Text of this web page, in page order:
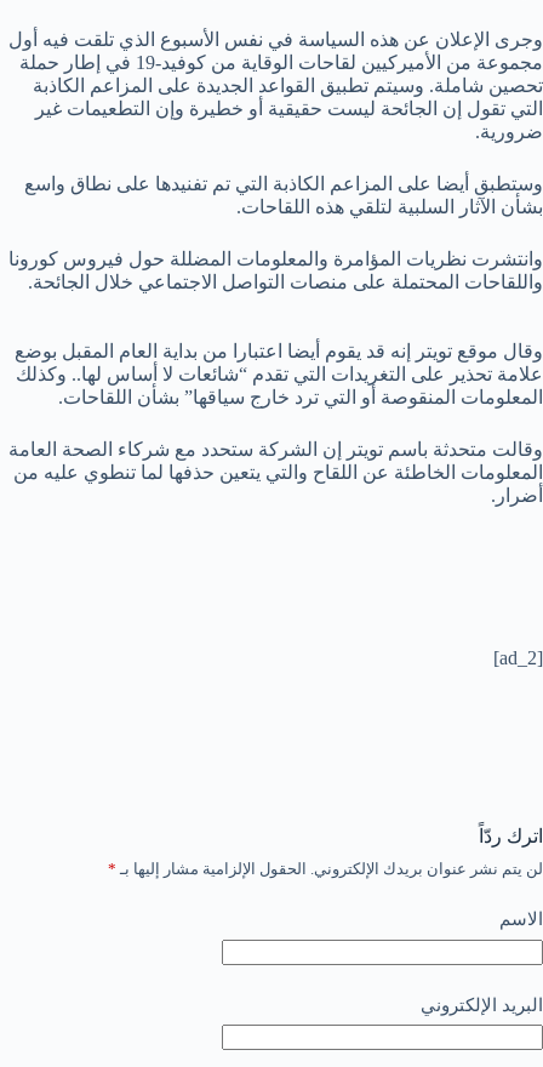
وجرى الإعلان عن هذه السياسة في نفس الأسبوع الذي تلقت فيه أول
مجموعة من الأميركيين لقاحات الوقاية من كوفيد-19 في إطار حملة
تحصين شاملة. وسيتم تطبيق القواعد الجديدة على المزاعم الكاذبة
التي تقول إن الجائحة ليست حقيقية أو خطيرة وإن التطعيمات غير
ضرورية.
وستطبق أيضا على المزاعم الكاذبة التي تم تفنيدها على نطاق واسع
بشأن الآثار السلبية لتلقي هذه اللقاحات.
وانتشرت نظريات المؤامرة والمعلومات المضللة حول فيروس كورونا
واللقاحات المحتملة على منصات التواصل الاجتماعي خلال الجائحة.
وقال موقع تويتر إنه قد يقوم أيضا اعتبارا من بداية العام المقبل بوضع
علامة تحذير على التغريدات التي تقدم “شائعات لا أساس لها.. وكذلك
المعلومات المنقوصة أو التي ترد خارج سياقها” بشأن اللقاحات.
وقالت متحدثة باسم تويتر إن الشركة ستحدد مع شركاء الصحة العامة
المعلومات الخاطئة عن اللقاح والتي يتعين حذفها لما تنطوي عليه من
أضرار.
[ad_2]
اترك ردّاً
لن يتم نشر عنوان بريدك الإلكتروني. الحقول الإلزامية مشار إليها بـ *
الاسم
البريد الإلكتروني